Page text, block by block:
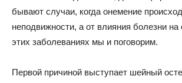
бывают случаи, когда онемение
неподвижности, а от влияния болезни на
этих заболеваниях мы и поговорим.
Первой причиной выступает шейный